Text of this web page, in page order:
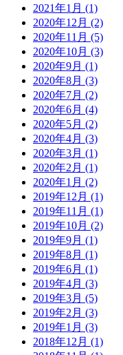
2021年1月 (1)
2020年12月 (2)
2020年11月 (5)
2020年10月 (3)
2020年9月 (1)
2020年8月 (3)
2020年7月 (2)
2020年6月 (4)
2020年5月 (2)
2020年4月 (3)
2020年3月 (1)
2020年2月 (1)
2020年1月 (2)
2019年12月 (1)
2019年11月 (1)
2019年10月 (2)
2019年9月 (1)
2019年8月 (1)
2019年6月 (1)
2019年4月 (3)
2019年3月 (5)
2019年2月 (3)
2019年1月 (3)
2018年12月 (1)